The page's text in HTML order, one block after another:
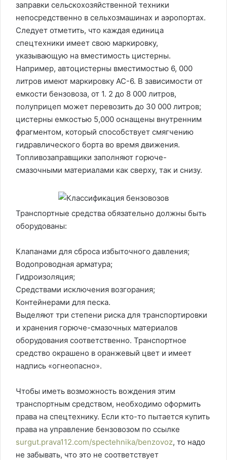
заправки сельскохозяйственной техники
непосредственно в сельхозмашинах и аэропортах.
Следует отметить, что каждая единица
спецтехники имеет свою маркировку,
указывающую на вместимость цистерны.
Например, автоцистерны вместимостью 6, 000
литров имеют маркировку АС-6. В зависимости от
емкости бензовоза, от 1. 2 до 8 000 литров,
полуприцеп может перевозить до 30 000 литров;
цистерны емкостью 5,000 оснащены внутренним
фрагментом, который способствует смягчению
гидравлического борта во время движения.
Топливозаправщики заполняют горюче-
смазочными материалами как сверху, так и снизу.
Транспортные средства обязательно должны быть
оборудованы:
Клапанами для сброса избыточного давления;
Водопроводная арматура;
Гидроизоляция;
Средствами исключения возгорания;
Контейнерами для песка.
Выделяют три степени риска для транспортировки
и хранения горюче-смазочных материалов
оборудования соответственно. Транспортное
средство окрашено в оранжевый цвет и имеет
надпись «огнеопасно».
Чтобы иметь возможность вождения этим
транспортным средством, необходимо оформить
права на спецтехнику. Если кто-то пытается купить
права на управление бензовозом по ссылке
surgut.prava112.com/spectehnika/benzovoz, то надо
не забывать, что это не соответствует